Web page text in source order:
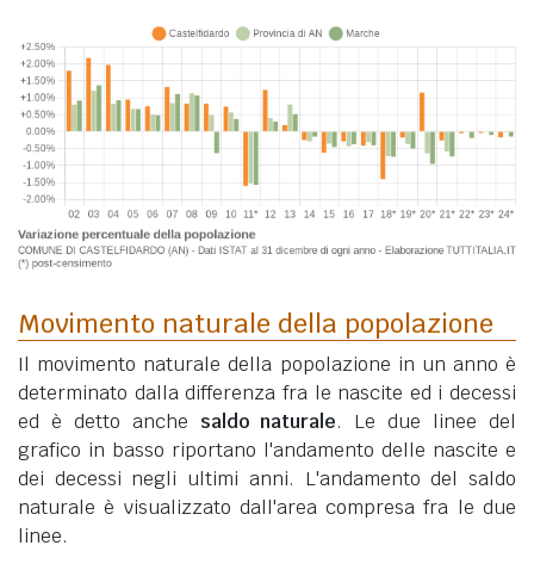
Movimento naturale della popolazione
Il movimento naturale della popolazione in un anno è
determinato dalla differenza fra le nascite ed i decessi
ed è detto anche saldo naturale. Le due linee del
grafico in basso riportano l'andamento delle nascite e
dei decessi negli ultimi anni. L'andamento del saldo
naturale è visualizzato dall'area compresa fra le due
linee.